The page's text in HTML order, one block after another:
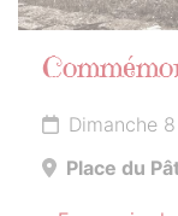
Dimanche
Place du